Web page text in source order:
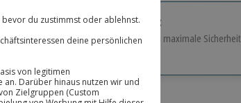
Immer das richtige Geschenk:
Große Auswahl, volle Flexibilität und maximale Sicherheit
Große Auswahl
Über 9.000 Erlebnisse.